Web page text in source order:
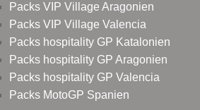
Packs VIP Village Aragonien
Packs VIP Village Valencia
Packs hospitality GP Katalonien
Packs hospitality GP Aragonien
Packs hospitality GP Valencia
Packs MotoGP Spanien